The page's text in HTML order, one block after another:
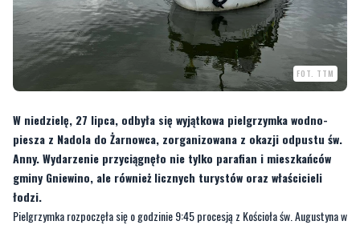
FOT. TTM
W niedzielę, 27 lipca, odbyła się wyjątkowa pielgrzymka wodno-
piesza z Nadola do Żarnowca, zorganizowana z okazji odpustu św.
Anny. Wydarzenie przyciągnęło nie tylko parafian i mieszkańców
gminy Gniewino, ale również licznych turystów oraz właścicieli
łodzi.
Pielgrzymka rozpoczęła się o godzinie 9:45 procesją z Kościoła św. Augustyna w